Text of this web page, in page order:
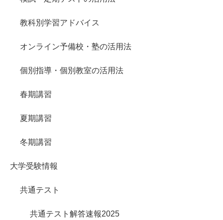
教科別学習アドバイス
オンライン予備校・塾の活用法
個別指導・個別教室の活用法
春期講習
夏期講習
冬期講習
大学受験情報
共通テスト
共通テスト解答速報2025